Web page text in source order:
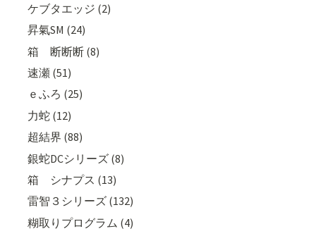
ケブタエッジ (2)
昇氣SM (24)
箱 断断断 (8)
速瀬 (51)
ｅふろ (25)
力蛇 (12)
超結界 (88)
銀蛇DCシリーズ (8)
箱 シナプス (13)
雷智３シリーズ (132)
糊取りプログラム (4)